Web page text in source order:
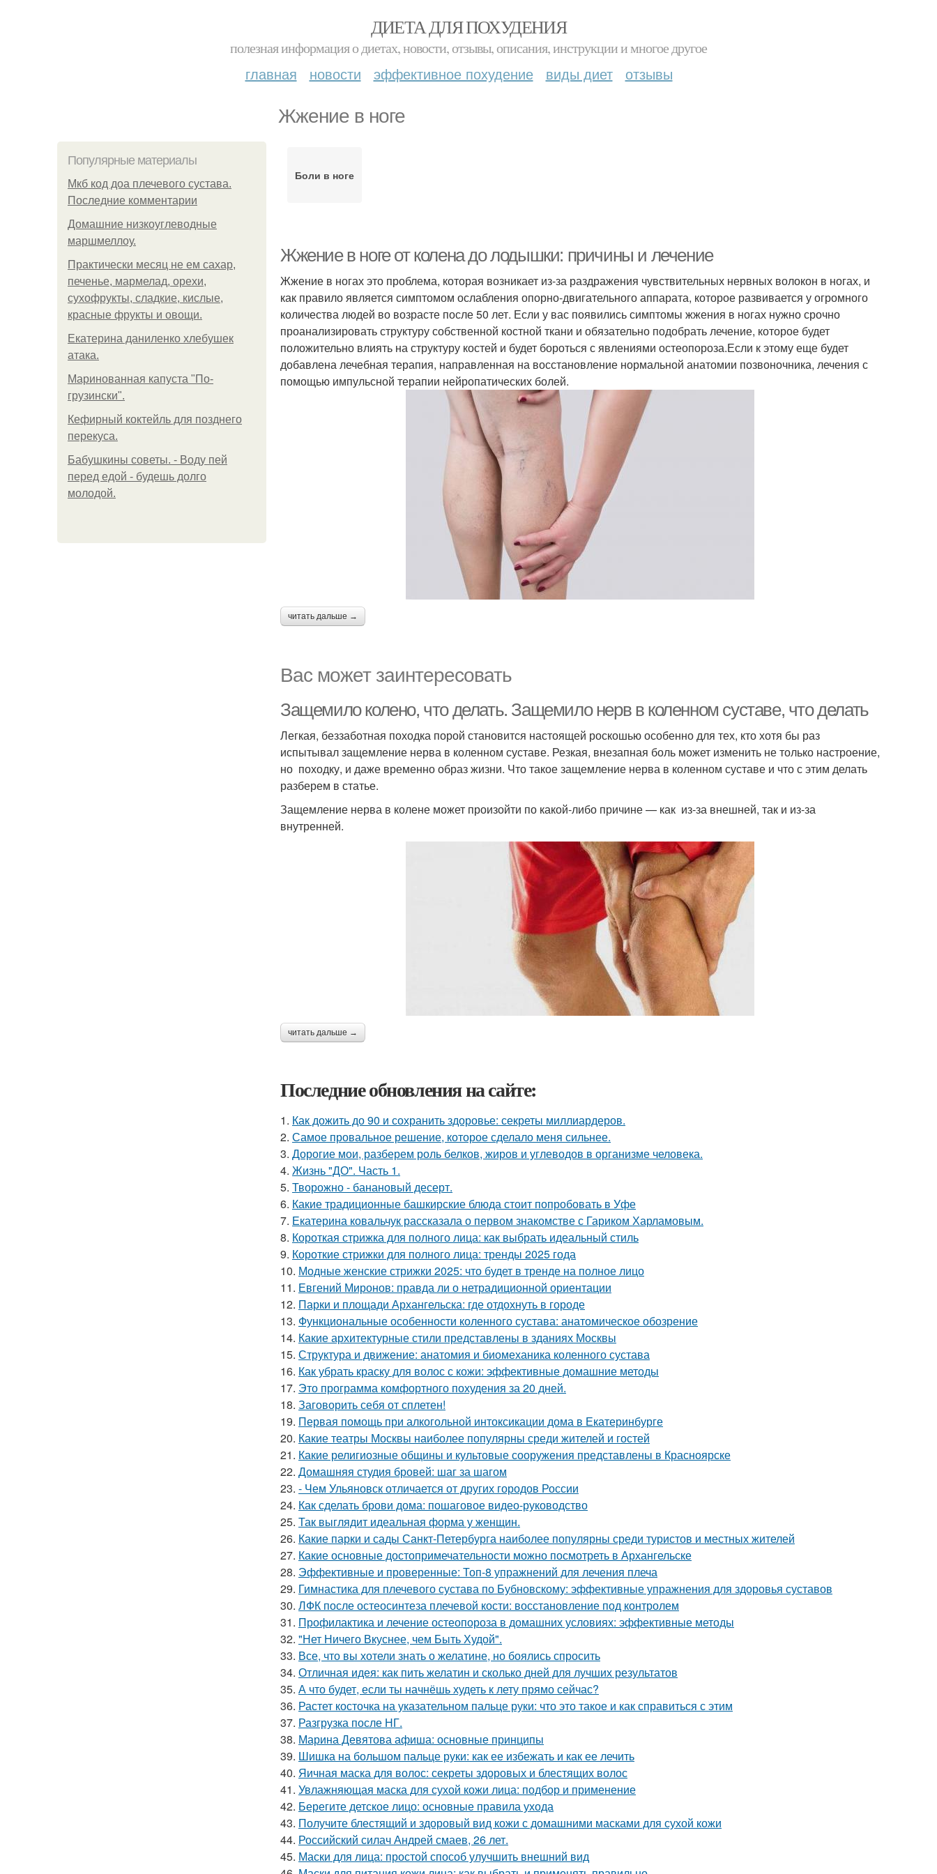
ДИЕТА ДЛЯ ПОХУДЕНИЯ
полезная информация о диетах, новости, отзывы, описания, инструкции и многое другое
главная новости эффективное похудение виды диет отзывы
Жжение в ноге
Популярные материалы
Мкб код доа плечевого сустава.
Последние комментарии
Домашние низкоуглеводные
маршмеллоу.
Практически месяц не ем сахар,
печенье, мармелад, орехи,
сухофрукты, сладкие, кислые,
красные фрукты и овощи.
Екатерина даниленко хлебушек
атака.
Маринованная капуста "По-
грузински".
Кефирный коктейль для позднего
перекуса.
Бабушкины советы. - Воду пей
перед едой - будешь долго
молодой.
Боли в ноге
Жжение в ноге от колена до лодышки: причины и лечение
Жжение в ногах это проблема, которая возникает из-за раздражения чувствительных нервных волокон в ногах, и
как правило является симптомом ослабления опорно-двигательного аппарата, которое развивается у огромного
количества людей во возрасте после 50 лет. Если у вас появились симптомы жжения в ногах нужно срочно
проанализировать структуру собственной костной ткани и обязательно подобрать лечение, которое будет
положительно влиять на структуру костей и будет бороться с явлениями остеопороза.Если к этому еще будет
добавлена лечебная терапия, направленная на восстановление нормальной анатомии позвоночника, лечения с
помощью импульсной терапии нейропатических болей.
читать дальше →
Вас может заинтересовать
Защемило колено, что делать. Защемило нерв в коленном суставе, что делать
Легкая, беззаботная походка порой становится настоящей роскошью особенно для тех, кто хотя бы раз
испытывал защемление нерва в коленном суставе. Резкая, внезапная боль может изменить не только настроение,
но походку, и даже временно образ жизни. Что такое защемление нерва в коленном суставе и что с этим делать
разберем в статье.
Защемление нерва в колене может произойти по какой-либо причине — как из-за внешней, так и из-за
внутренней.
читать дальше →
Последние обновления на сайте:
1. Как дожить до 90 и сохранить здоровье: секреты миллиардеров.
2. Самое провальное решение, которое сделало меня сильнее.
3. Дорогие мои, разберем роль белков, жиров и углеводов в организме человека.
4. Жизнь "ДО". Часть 1.
5. Творожно - банановый десерт.
6. Какие традиционные башкирские блюда стоит попробовать в Уфе
7. Екатерина ковальчук рассказала о первом знакомстве с Гариком Харламовым.
8. Короткая стрижка для полного лица: как выбрать идеальный стиль
9. Короткие стрижки для полного лица: тренды 2025 года
10. Модные женские стрижки 2025: что будет в тренде на полное лицо
11. Евгений Миронов: правда ли о нетрадиционной ориентации
12. Парки и площади Архангельска: где отдохнуть в городе
13. Функциональные особенности коленного сустава: анатомическое обозрение
14. Какие архитектурные стили представлены в зданиях Москвы
15. Структура и движение: анатомия и биомеханика коленного сустава
16. Как убрать краску для волос с кожи: эффективные домашние методы
17. Это программа комфортного похудения за 20 дней.
18. Заговорить себя от сплетен!
19. Первая помощь при алкогольной интоксикации дома в Екатеринбурге
20. Какие театры Москвы наиболее популярны среди жителей и гостей
21. Какие религиозные общины и культовые сооружения представлены в Красноярске
22. Домашняя студия бровей: шаг за шагом
23. - Чем Ульяновск отличается от других городов России
24. Как сделать брови дома: пошаговое видео-руководство
25. Так выглядит идеальная форма у женщин.
26. Какие парки и сады Санкт-Петербурга наиболее популярны среди туристов и местных жителей
27. Какие основные достопримечательности можно посмотреть в Архангельске
28. Эффективные и проверенные: Топ-8 упражнений для лечения плеча
29. Гимнастика для плечевого сустава по Бубновскому: эффективные упражнения для здоровья суставов
30. ЛФК после остеосинтеза плечевой кости: восстановление под контролем
31. Профилактика и лечение остеопороза в домашних условиях: эффективные методы
32. "Нет Ничего Вкуснее, чем Быть Худой".
33. Все, что вы хотели знать о желатине, но боялись спросить
34. Отличная идея: как пить желатин и сколько дней для лучших результатов
35. А что будет, если ты начнёшь худеть к лету прямо сейчас?
36. Растет косточка на указательном пальце руки: что это такое и как справиться с этим
37. Разгрузка после НГ.
38. Марина Девятова афиша: основные принципы
39. Шишка на большом пальце руки: как ее избежать и как ее лечить
40. Яичная маска для волос: секреты здоровых и блестящих волос
41. Увлажняющая маска для сухой кожи лица: подбор и применение
42. Берегите детское лицо: основные правила ухода
43. Получите блестящий и здоровый вид кожи с домашними масками для сухой кожи
44. Российский силач Андрей смаев, 26 лет.
45. Маски для лица: простой способ улучшить внешний вид